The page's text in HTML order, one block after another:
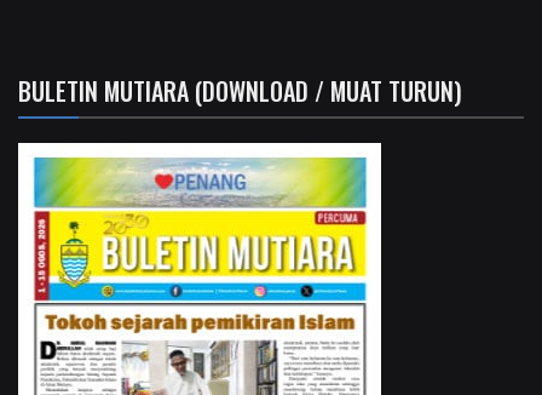
BULETIN MUTIARA (DOWNLOAD / MUAT TURUN)